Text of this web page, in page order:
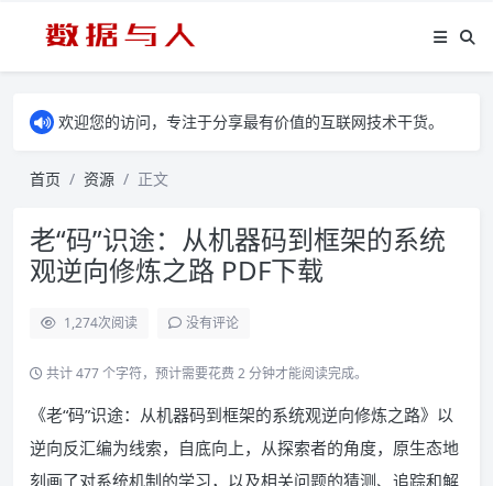
欢迎您的访问，专注于分享最有价值的互联网技术干货。
首页 资源 正文
老“码”识途：从机器码到框架的系统
观逆向修炼之路 PDF下载
1,274次阅读 没有评论
共计 477 个字符，预计需要花费 2 分钟才能阅读完成。
《老“码”识途：从机器码到框架的系统观逆向修炼之路》以
逆向反汇编为线索，自底向上，从探索者的角度，原生态地
刻画了对系统机制的学习，以及相关问题的猜测、追踪和解